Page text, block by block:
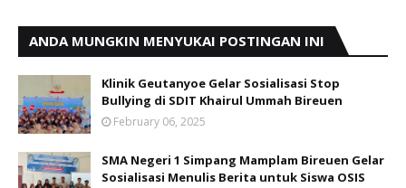
ANDA MUNGKIN MENYUKAI POSTINGAN INI
Klinik Geutanyoe Gelar Sosialisasi Stop
Bullying di SDIT Khairul Ummah Bireuen
February 06, 2025
SMA Negeri 1 Simpang Mamplam Bireuen Gelar
Sosialisasi Menulis Berita untuk Siswa OSIS